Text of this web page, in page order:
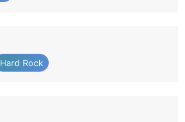
Hard Rock